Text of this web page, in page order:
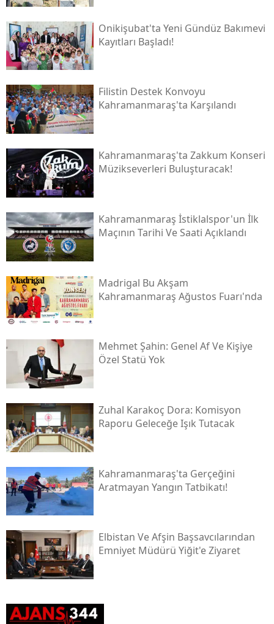
Onikişubat'ta Yeni Gündüz Bakımevi
Kayıtları Başladı!
Filistin Destek Konvoyu
Kahramanmaraş'ta Karşılandı
Kahramanmaraş'ta Zakkum Konseri
Müzikseverleri Buluşturacak!
Kahramanmaraş İstiklalspor'un İlk
Maçının Tarihi Ve Saati Açıklandı
Madrigal Bu Akşam
Kahramanmaraş Ağustos Fuarı'nda
Mehmet Şahin: Genel Af Ve Kişiye
Özel Statü Yok
Zuhal Karakoç Dora: Komisyon
Raporu Geleceğe Işık Tutacak
Kahramanmaraş'ta Gerçeğini
Aratmayan Yangın Tatbikatı!
Elbistan Ve Afşin Başsavcılarından
Emniyet Müdürü Yiğit'e Ziyaret